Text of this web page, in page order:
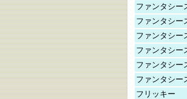
ファンタシ
ファンタシ
ファンタシ
ファンタシ
ファンタシ
ファンタシ
フリッキー